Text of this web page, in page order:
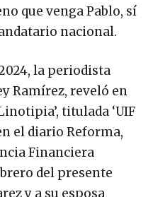
que venga Pablo, sí
nacional.
la periodista
Ramírez, reveló en
titulada ‘UIF
el diario Reforma,
Financiera
del presente
y a su esposa